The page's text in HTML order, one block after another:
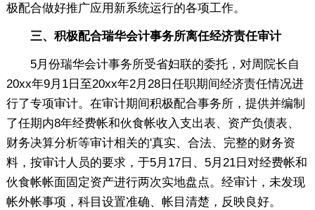
极配合做好推广应用新系统运行的各项工作。
三、积极配合瑞华会计事务所离任经济责任审计
5月份瑞华会计事务所受省妇联的委托，对周院长自
20xx年9月1日至20xx年2月28日任职期间经济责任情况进
行了专项审计。在审计期间积极配合事务所，提供并编制
了任期内8年经费帐和伙食帐收入支出表、资产负债表、
财务决算分析等审计相关的'真实、合法、完整的财务资
料，按审计人员的要求，于5月17日、5月21日对经费帐和
伙食帐帐面固定资产进行两次实地盘点。经审计，未发现
帐外帐事项，科目设置准确、帐目清楚，反映良好。